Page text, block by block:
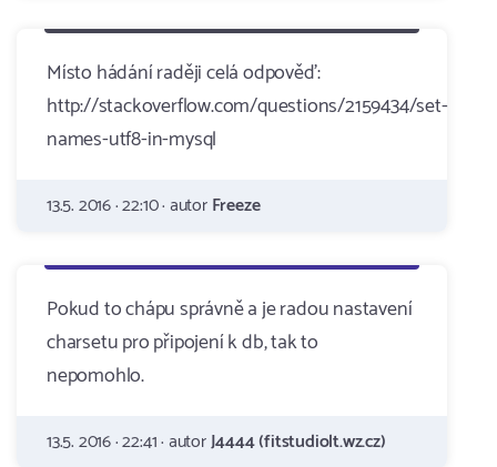
Místo hádání raději celá odpověď:
http://stackoverflow.com/questions/2159434/set-
names-utf8-in-mysql
13.5. 2016 · 22:10 · autorFreeze
Pokud to chápu správně a je radou nastavení
charsetu pro připojení k db, tak to
nepomohlo.
13.5. 2016 · 22:41 · autorJ4444 (fitstudiolt.wz.cz)